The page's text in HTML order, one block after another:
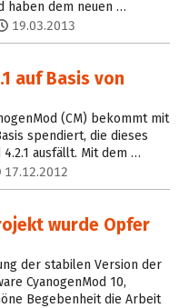
haben dem neuen …
19.03.2013
auf Basis von
(CM) bekommt mit
spendiert, die dieses
ausfällt. Mit dem …
17.12.2012
wurde Opfer
der stabilen Version der
CyanogenMod 10,
Begebenheit die Arbeit